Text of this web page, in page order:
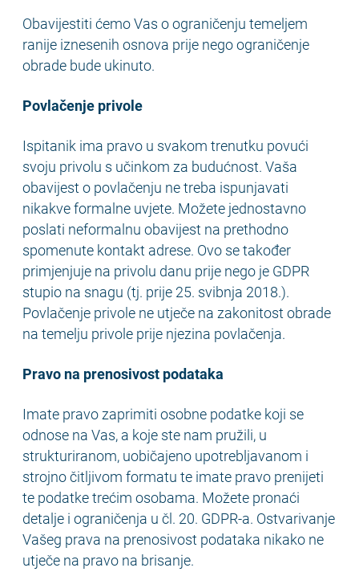
Obavijestiti ćemo Vas o ograničenju temeljem
ranije iznesenih osnova prije nego ograničenje
obrade bude ukinuto.
Povlačenje privole
Ispitanik ima pravo u svakom trenutku povući
svoju privolu s učinkom za budućnost. Vaša
obavijest o povlačenju ne treba ispunjavati
nikakve formalne uvjete. Možete jednostavno
poslati neformalnu obavijest na prethodno
spomenute kontakt adrese. Ovo se također
primjenjuje na privolu danu prije nego je GDPR
stupio na snagu (tj. prije 25. svibnja 2018.).
Povlačenje privole ne utječe na zakonitost obrade
na temelju privole prije njezina povlačenja.
Pravo na prenosivost podataka
Imate pravo zaprimiti osobne podatke koji se
odnose na Vas, a koje ste nam pružili, u
strukturiranom, uobičajeno upotrebljavanom i
strojno čitljivom formatu te imate pravo prenijeti
te podatke trećim osobama. Možete pronaći
detalje i ograničenja u čl. 20. GDPR-a. Ostvarivanje
Vašeg prava na prenosivost podataka nikako ne
utječe na pravo na brisanje.